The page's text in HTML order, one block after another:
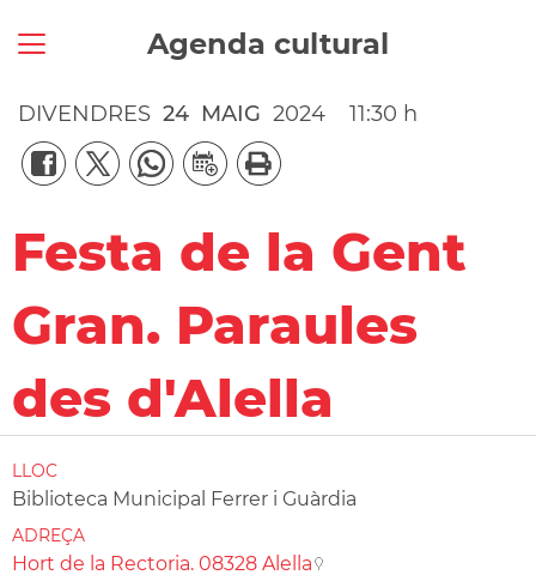
Agenda cultural
DIVENDRES 24 MAIG 2024 11:30 h
Festa de la Gent
Gran. Paraules
des d'Alella
LLOC
Biblioteca Municipal Ferrer i Guàrdia
ADREÇA
Hort de la Rectoria. 08328 Alella